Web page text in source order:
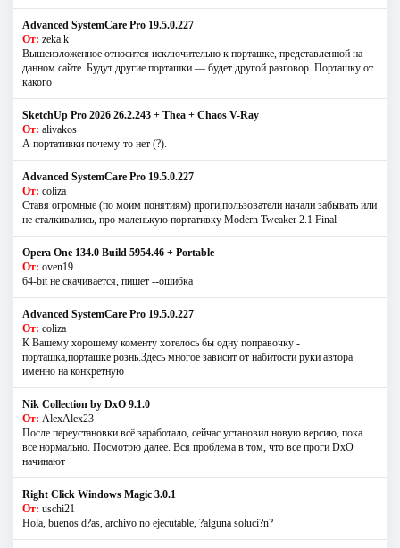
Advanced SystemCare Pro 19.5.0.227
От: zeka.k
Вышеизложенное относится исключительно к порташке, представленной на
данном сайте. Будут другие порташки — будет другой разговор. Порташку от
какого
SketchUp Pro 2026 26.2.243 + Thea + Chaos V-Ray
От: alivakos
А портативки почему-то нет (?).
Advanced SystemCare Pro 19.5.0.227
От: coliza
Ставя огромные (по моим понятиям) проги,пользователи начали забывать или
не сталкивались, про маленькую портативку Modern Tweaker 2.1 Final
Opera One 134.0 Build 5954.46 + Portable
От: oven19
64-bit не скачивается, пишет --ошибка
Advanced SystemCare Pro 19.5.0.227
От: coliza
К Вашему хорошему коменту хотелось бы одну поправочку -
порташка,порташке рознь.Здесь многое зависит от набитости руки автора
именно на конкретную
Nik Collection by DxO 9.1.0
От: AlexAlex23
После переустановки всё заработало, сейчас установил новую версию, пока
всё нормально. Посмотрю далее. Вся проблема в том, что все проги DxO
начинают
Right Click Windows Magic 3.0.1
От: uschi21
Hola, buenos d?as, archivo no ejecutable, ?alguna soluci?n?